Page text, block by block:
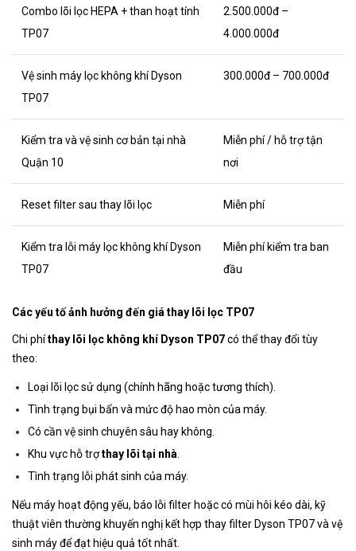
Combo lõi lọc HEPA + than hoạt tính
TP07
2.500.000đ –
4.000.000đ
Vệ sinh máy lọc không khí Dyson
TP07
300.000đ – 700.000đ
Kiểm tra và vệ sinh cơ bản tại nhà
Quận 10
Miễn phí / hỗ trợ tận
nơi
Reset filter sau thay lõi lọc Miễn phí
Kiểm tra lỗi máy lọc không khí Dyson
TP07
Miễn phí kiểm tra ban
đầu
Các yếu tố ảnh hưởng đến giá thay lõi lọc TP07
Chi phíthay lõi lọc không khí Dyson TP07có thể thay đổi tùy
theo:
Loại lõi lọc sử dụng (chính hãng hoặc tương thích).
Tình trạng bụi bẩn và mức độ hao mòn của máy.
Có cần vệ sinh chuyên sâu hay không.
Khu vực hỗ trợthay lõi tại nhà
Tình trạng lỗi phát sinh của máy.
Nếu máy hoạt động yếu, báo lỗi filter hoặc có mùi hôi kéo dài, kỹ
thuật viên thường khuyến nghị kết hợp thay filter Dyson TP07 và vệ
sinh máy để đạt hiệu quả tốt nhất.